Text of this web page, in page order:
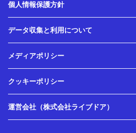
個人情報保護方針
データ収集と利用について
メディアポリシー
クッキーポリシー
運営会社（株式会社ライブドア）